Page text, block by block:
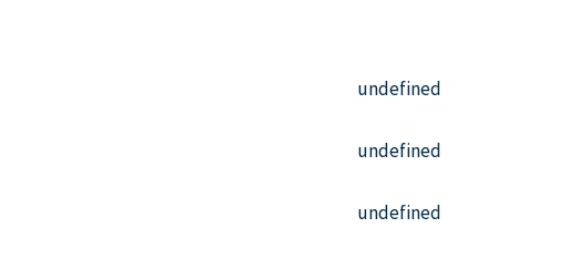
undefined
undefined
undefined